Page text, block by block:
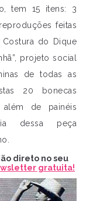
tem 15 itens: 3
feitas
do Dique
projeto social
de todas as
20 bonecas
de painéis
dessa peça
direto no seu
gratuita!